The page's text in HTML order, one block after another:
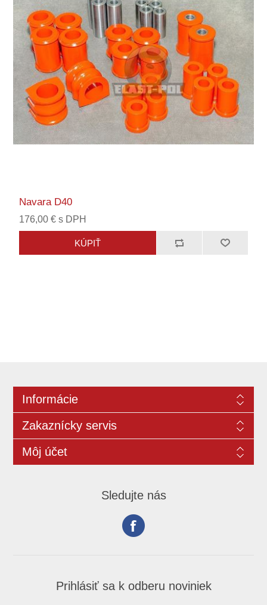
Navara D40
176,00 € s DPH
Informácie
Zakaznícky servis
Môj účet
Sledujte nás
Prihlásiť sa k odberu noviniek